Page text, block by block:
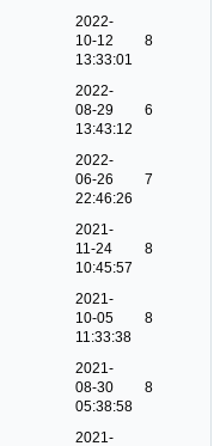
2022-
10-12
13:33:01
8
2022-
08-29
13:43:12
6
2022-
06-26
22:46:26
7
2021-
11-24
10:45:57
8
2021-
10-05
11:33:38
8
2021-
08-30
05:38:58
8
2021-